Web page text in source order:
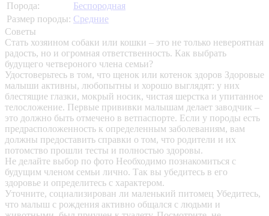
Порода:
Беспородная
Размер породы: Средние
Советы
Стать хозяином собаки или кошки – это не только невероятная
радость, но и огромная ответственность. Как выбрать
будущего четвероного члена семьи?
Удостоверьтесь в том, что щенок или котенок здоров Здоровые
малыши активны, любопытны и хорошо выглядят: у них
блестящие глазки, мокрый носик, чистая шерстка и упитанное
телосложение. Первые прививки малышам делает заводчик –
это должно быть отмечено в ветпаспорте. Если у породы есть
предрасположенность к определенным заболеваниям, вам
должны предоставить справки о том, что родители и их
потомство прошли тесты и полностью здоровы.
Не делайте выбор по фото Необходимо познакомиться с
будущим членом семьи лично. Так вы убедитесь в его
здоровье и определитесь с характером.
Уточните, социализирован ли маленький питомец Убедитесь,
что малыш с рождения активно общался с людьми и